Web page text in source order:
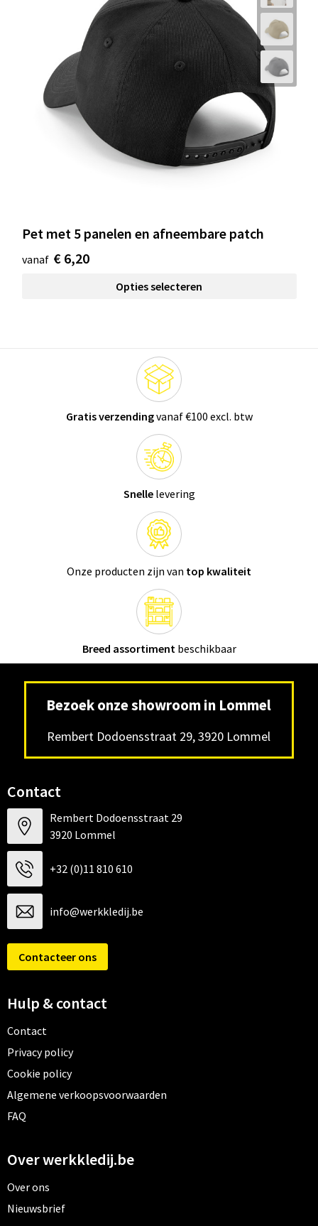
Pet met 5 panelen en afneembare patch
vanaf € 6,20
Opties selecteren
Gratis verzendingvanaf €100 excl. btw
Snellelevering
Onze producten zijn van top kwaliteit
Breed assortiment beschikbaar
Bezoek onze showroom in Lommel
Rembert Dodoensstraat 29, 3920 Lommel
Contact
Rembert Dodoensstraat 29
3920 Lommel
+32 (0)11 810 610
info@werkkledij.be
Contacteer ons
Hulp & contact
Contact
Privacy policy
Cookie policy
Algemene verkoopsvoorwaarden
FAQ
Over werkkledij.be
Over ons
Nieuwsbrief